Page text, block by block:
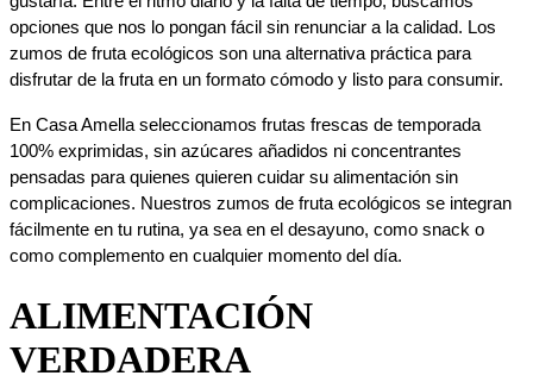
opciones que nos lo pongan fácil sin renunciar a la calidad. Los
zumos de fruta ecológicos son una alternativa práctica para
disfrutar de la fruta en un formato cómodo y listo para consumir.
En Casa Amella seleccionamos frutas frescas de temporada
100% exprimidas, sin azúcares añadidos ni concentrantes
pensadas para quienes quieren cuidar su alimentación sin
complicaciones. Nuestros zumos de fruta ecológicos se integran
fácilmente en tu rutina, ya sea en el desayuno, como snack o
como complemento en cualquier momento del día.
ALIMENTACIÓN
VERDADERA